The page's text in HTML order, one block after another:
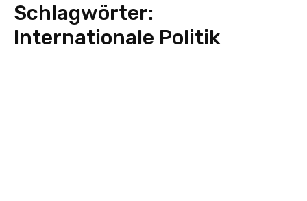
Schlagwörter:
Internationale Politik